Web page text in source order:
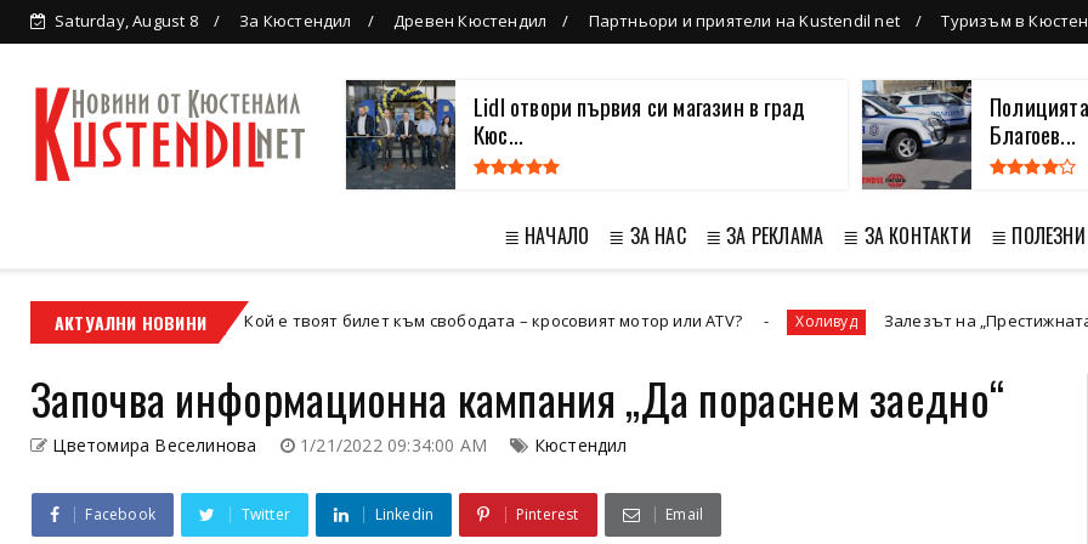
Saturday, August 8 За Кюстендил Древен Кюстендил Партньори и приятели на Kustendil net Туризъм в
Lidl отвори първия си магазин в град
Кюс...
Благоев...
≣ НАЧАЛО ≣ ЗА НАС ≣ ЗА РЕКЛАМА ≣ ЗА КОНТАКТИ ≣ ПОЛЕЗНИ
АКТУАЛНИ НОВИНИ
мотор Кой е твоят билет към свободата – кросовият мотор или ATV? Холивуд Залезът на „Престижната телевизия“
Започва информационна кампания „Да пораснем заедно“
Цветомира Веселинова 1/21/2022 09:34:00 AM Кюстендил
Facebook Twitter Linkedin Pinterest Email